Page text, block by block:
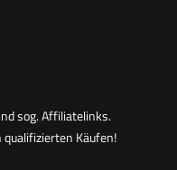
sog. Affiliatelinks.
Käufen!